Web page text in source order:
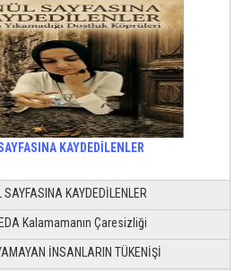
KAYDEDİLENLER
KAYDEDİLENLER
Kalamamanın Çaresizliği
İNSANLARIN TÜKENİŞİ